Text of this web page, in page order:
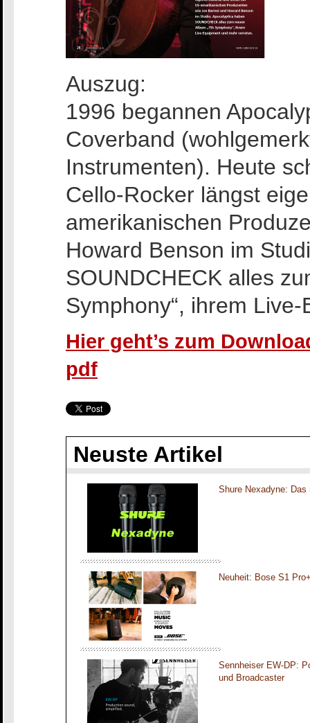
Auszug:
1996 begannen
Coverband
Instrumenten). Heute
Cello-Rocker längst
amerikanischen
Howard Benson im
SOUNDCHECK alles
Symphony“, ihrem
Hier geht’s zum
pdf
Neuste Artikel
Shure Nexadyne:
Neuheit: Bose S1
Sennheiser EW-DP:
und Broadcaster